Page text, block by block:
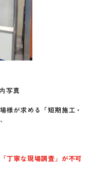
写真
様が求める「短期施工・
丁寧な現場調査」が不可